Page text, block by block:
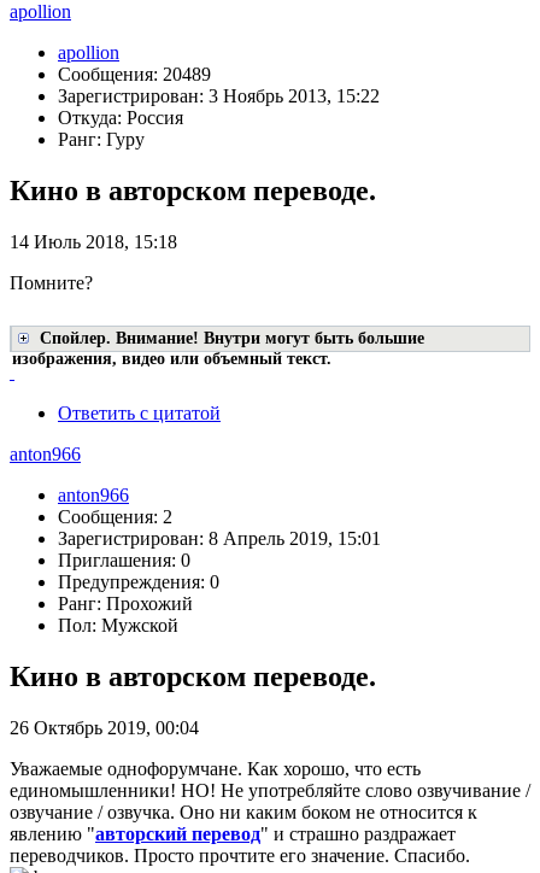
apollion
apollion
Сообщения: 20489
Зарегистрирован: 3 Ноябрь 2013, 15:22
Откуда: Россия
Ранг: Гуру
Кино в авторском переводе.
14 Июль 2018, 15:18
Помните?
Спойлер. Внимание! Внутри могут быть большие
изображения, видео или объемный текст.
Ответить с цитатой
anton966
anton966
Сообщения: 2
Зарегистрирован: 8 Апрель 2019, 15:01
Приглашения: 0
Предупреждения: 0
Ранг: Прохожий
Пол: Мужской
Кино в авторском переводе.
26 Октябрь 2019, 00:04
Уважаемые однофорумчане. Как хорошо, что есть
единомышленники! НО! Не употребляйте слово озвучивание /
озвучание / озвучка. Оно ни каким боком не относится к
явлению "авторский перевод" и страшно раздражает
переводчиков. Просто прочтите его значение. Спасибо.